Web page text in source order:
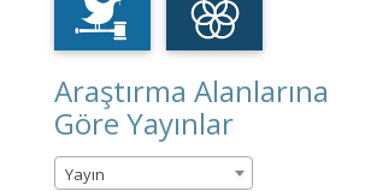
Araştırma Alanlarına
Göre Yayınlar
Yayın